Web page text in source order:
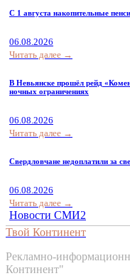
С 1 августа накопительные
06.08.2026
Читать далее →
В Невьянске прошёл рейд
ночных ограничениях
06.08.2026
Читать далее →
Свердловчане недоплатили за
06.08.2026
Читать далее →
Новости СМИ2
Твой Континент
Рекламно-
Континент"